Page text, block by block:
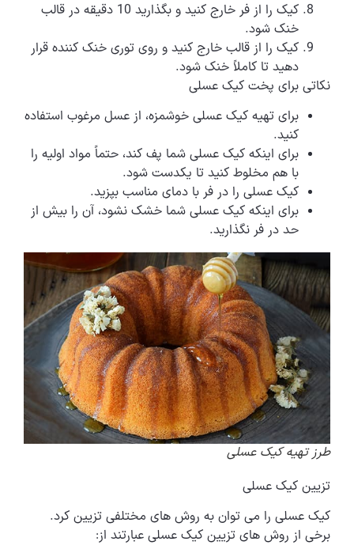
کیک را از فر خارج کنید و بگذارید 10 دقیقه در قالب
خنک شود.
کیک را از قالب خارج کنید و روی توری خنک کننده قرار
دهید تا کاملاً خنک شود.
نکاتی برای پخت کیک عسلی
برای تهیه کیک عسلی خوشمزه، از عسل مرغوب استفاده
کنید.
برای اینکه کیک عسلی شما پف کند، حتماً مواد اولیه را
با هم مخلوط کنید تا یکدست شود.
کیک عسلی را در فر با دمای مناسب بپزید.
برای اینکه کیک عسلی شما خشک نشود، آن را بیش از
حد در فر نگذارید.
طرز تهیه کیک عسلی
تزیین کیک عسلی
کیک عسلی را می توان به روش های مختلفی تزیین کرد.
برخی از روش های تزیین کیک عسلی عبارتند از: